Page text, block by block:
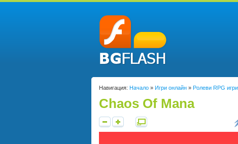
Навигация: Начало» Игри онлайн» Ролеви RPG игри
Chaos Of Mana